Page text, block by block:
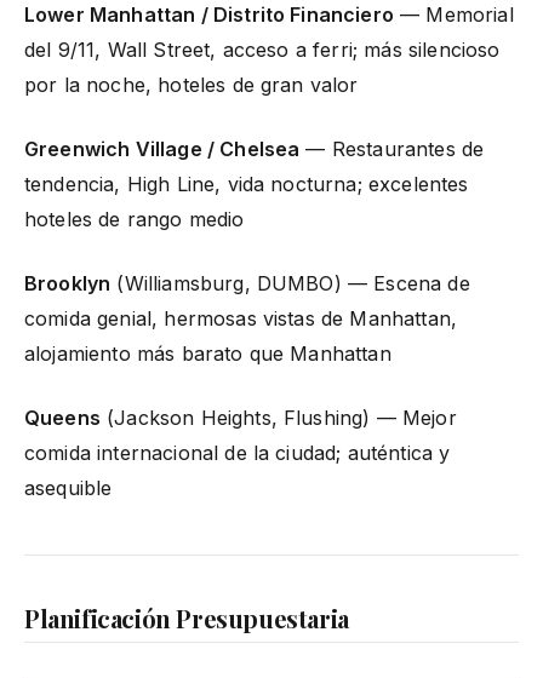
Lower Manhattan / Distrito Financiero — Memorial
del 9/11, Wall Street, acceso a ferri; más silencioso
por la noche, hoteles de gran valor
Greenwich Village / Chelsea — Restaurantes de
tendencia, High Line, vida nocturna; excelentes
hoteles de rango medio
Brooklyn (Williamsburg, DUMBO) — Escena de
comida genial, hermosas vistas de Manhattan,
alojamiento más barato que Manhattan
Queens (Jackson Heights, Flushing) — Mejor
comida internacional de la ciudad; auténtica y
asequible
Planificación Presupuestaria